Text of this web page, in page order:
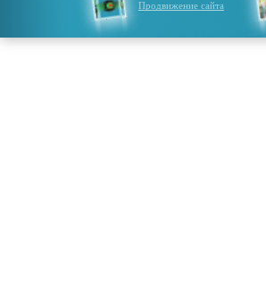
Продвижение сайта